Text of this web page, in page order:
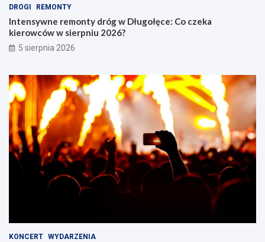
DROGI REMONTY
Intensywne remonty dróg w Długołęce: Co czeka
kierowców w sierpniu 2026?
5 sierpnia 2026
KONCERT WYDARZENIA